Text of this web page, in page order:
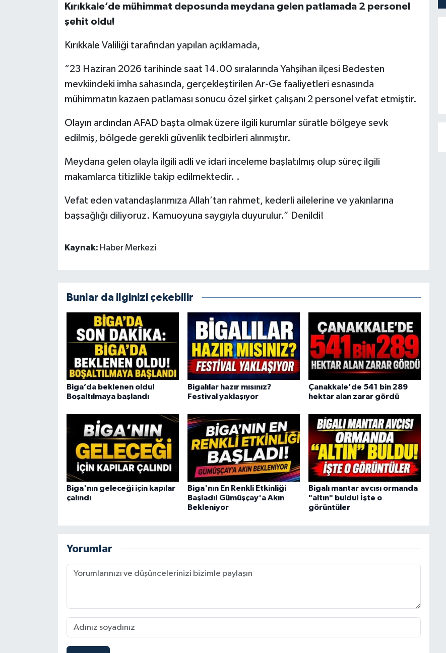
Kırıkkale’de mühimmat deposunda meydana gelen patlamada 2 personel
şehit oldu!
Kırıkkale Valiliği tarafından yapılan açıklamada,
“23 Haziran 2026 tarihinde saat 14.00 sıralarında Yahşihan ilçesi Bedesten
mevkiindeki imha sahasında, gerçekleştirilen Ar-Ge faaliyetleri esnasında
mühimmatın kazaen patlaması sonucu özel şirket çalışanı 2 personel vefat etmiştir.
Olayın ardından AFAD başta olmak üzere ilgili kurumlar süratle bölgeye sevk
edilmiş, bölgede gerekli güvenlik tedbirleri alınmıştır.
Meydana gelen olayla ilgili adli ve idari inceleme başlatılmış olup süreç ilgili
makamlarca titizlikle takip edilmektedir. .
Vefat eden vatandaşlarımıza Allah’tan rahmet, kederli ailelerine ve yakınlarına
başsağlığı diliyoruz. Kamuoyuna saygıyla duyurulur.” Denildi!
Kaynak: Haber Merkezi
Bunlar da ilginizi çekebilir
Biga’da beklenen oldu!
Boşaltılmaya başlandı
Bigalılar hazır mısınız?
Festival yaklaşıyor
Çanakkale'de 541 bin 289
hektar alan zarar gördü
Biga'nın geleceği için kapılar
çalındı
Biga'nın En Renkli Etkinliği
Başladı! Gümüşçay'a Akın
Bekleniyor
Bigalı mantar avcısı ormanda
"altın" buldu! İşte o
görüntüler
Yorumlar
Tarım ve Ekonomi